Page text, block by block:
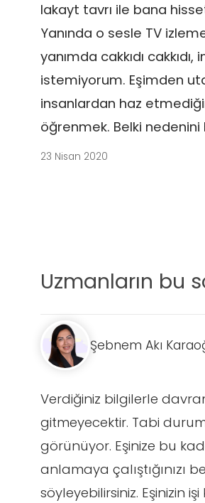
lakayt tavrı ile bana
Yanında o sesle TV
yanımda cakkıdı
istemiyorum. Eşimden
insanlardan haz
öğrenmek. Belki
23 Nisan 2020
Uzmanların bu
Şebnem Akı
Verdiğiniz bilgilerle
gitmeyecektir. Tabi
görünüyor. Eşinize bu
anlamaya çalıştığınızı
söyleyebilirsiniz. Eşinizin